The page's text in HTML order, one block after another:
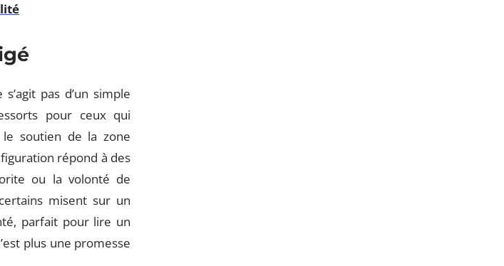
pas d’un simple
pour ceux qui
soutien de la zone
répond à des
ou la volonté de
misent sur un
parfait pour lire un
plus une promesse